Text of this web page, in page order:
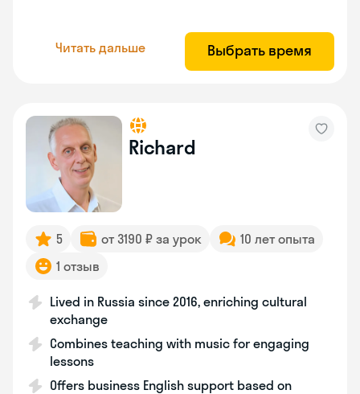
Читать дальше Выбрать время
Richard
5 от 3190 ₽ за урок
10 лет опыта
1 отзыв
Lived in Russia since 2016, enriching cultural
exchange
Combines teaching with music for engaging
lessons
Offers business English support based on